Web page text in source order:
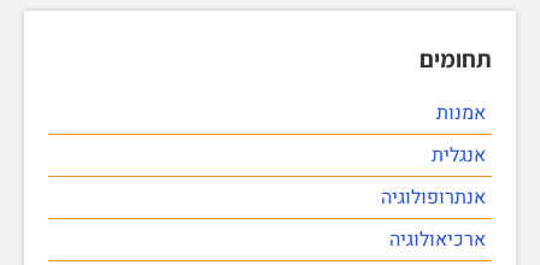
תחומים
אמנות
אנגלית
אנתרופולוגיה
ארכיאולוגיה